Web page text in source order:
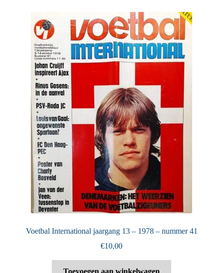
Voetbal International jaargang 13 – 1978 – nummer 41
€10,00